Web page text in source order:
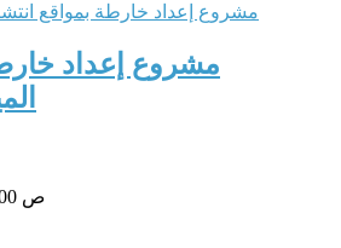
مشروع إعداد
10/06/2019 03:35:00 ص